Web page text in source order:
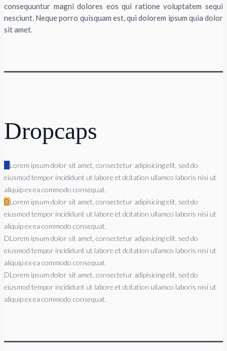
consequuntur magni dolores eos qui ratione voluptatem sequi
nesciunt. Neque porro quisquam est, qui dolorem ipsum quia dolor
sit amet.
Dropcaps
DLorem ipsum dolor sit amet, consectetur adipisicing elit, sed do
eiusmod tempor incididunt ut labore et dcitation ullamco laboris nisi ut
aliquip ex ea commodo consequat.
DLorem ipsum dolor sit amet, consectetur adipisicing elit, sed do
eiusmod tempor incididunt ut labore et dcitation ullamco laboris nisi ut
aliquip ex ea commodo consequat.
DLorem ipsum dolor sit amet, consectetur adipisicing elit, sed do
eiusmod tempor incididunt ut labore et dcitation ullamco laboris nisi ut
aliquip ex ea commodo consequat.
DLorem ipsum dolor sit amet, consectetur adipisicing elit, sed do
eiusmod tempor incididunt ut labore et dcitation ullamco laboris nisi ut
aliquip ex ea commodo consequat.